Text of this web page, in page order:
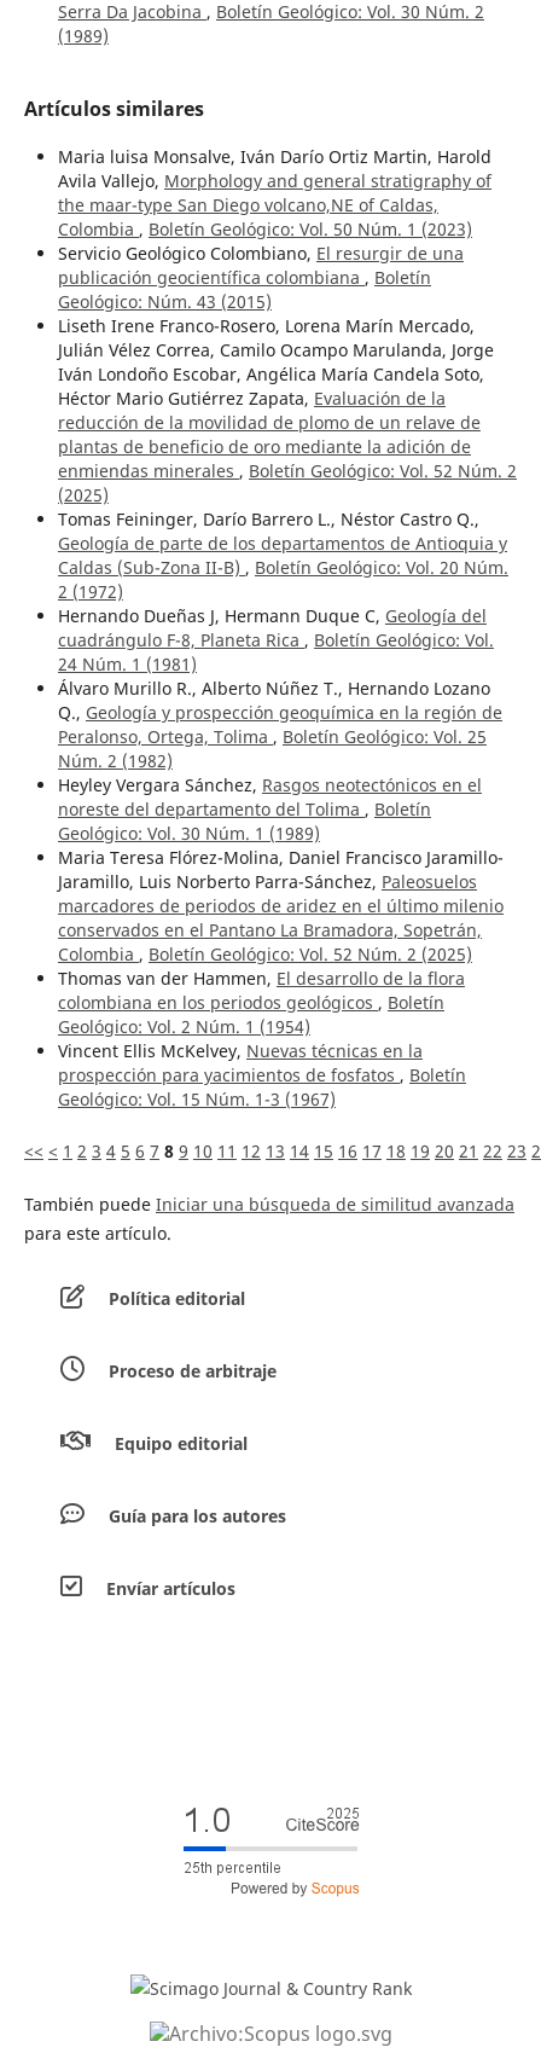
Serra Da Jacobina , Boletín Geológico: Vol. 30 Núm. 2
(1989)
Artículos similares
Maria luisa Monsalve, Iván Darío Ortiz Martin, Harold
Avila Vallejo, Morphology and general stratigraphy of
the maar-type San Diego volcano,NE of Caldas,
Colombia , Boletín Geológico: Vol. 50 Núm. 1 (2023)
Servicio Geológico Colombiano, El resurgir de una
publicación geocientífica colombiana , Boletín
Geológico: Núm. 43 (2015)
Liseth Irene Franco-Rosero, Lorena Marín Mercado,
Julián Vélez Correa, Camilo Ocampo Marulanda, Jorge
Iván Londoño Escobar, Angélica María Candela Soto,
Héctor Mario Gutiérrez Zapata, Evaluación de la
reducción de la movilidad de plomo de un relave de
plantas de beneficio de oro mediante la adición de
enmiendas minerales , Boletín Geológico: Vol. 52 Núm. 2
(2025)
Tomas Feininger, Darío Barrero L., Néstor Castro Q.,
Geología de parte de los departamentos de Antioquia y
Caldas (Sub-Zona II-B) , Boletín Geológico: Vol. 20 Núm.
2 (1972)
Hernando Dueñas J, Hermann Duque C, Geología del
cuadrángulo F-8, Planeta Rica , Boletín Geológico: Vol.
24 Núm. 1 (1981)
Álvaro Murillo R., Alberto Núñez T., Hernando Lozano
Q., Geología y prospección geoquímica en la región de
Peralonso, Ortega, Tolima , Boletín Geológico: Vol. 25
Núm. 2 (1982)
Heyley Vergara Sánchez, Rasgos neotectónicos en el
noreste del departamento del Tolima , Boletín
Geológico: Vol. 30 Núm. 1 (1989)
Maria Teresa Flórez-Molina, Daniel Francisco Jaramillo-
Jaramillo, Luis Norberto Parra-Sánchez, Paleosuelos
marcadores de periodos de aridez en el último milenio
conservados en el Pantano La Bramadora, Sopetrán,
Colombia , Boletín Geológico: Vol. 52 Núm. 2 (2025)
Thomas van der Hammen, El desarrollo de la flora
colombiana en los periodos geológicos , Boletín
Geológico: Vol. 2 Núm. 1 (1954)
Vincent Ellis McKelvey, Nuevas técnicas en la
prospección para yacimientos de fosfatos , Boletín
Geológico: Vol. 15 Núm. 1-3 (1967)
<< < 1 2 3 4 5 6 7 8 9 10 11 12 13 14 15 16 17 18 19 20 21 22 23
También puede Iniciar una búsqueda de similitud avanzada
para este artículo.
Política editorial
Proceso de arbitraje
Equipo editorial
Guía para los autores
Envíar artículos